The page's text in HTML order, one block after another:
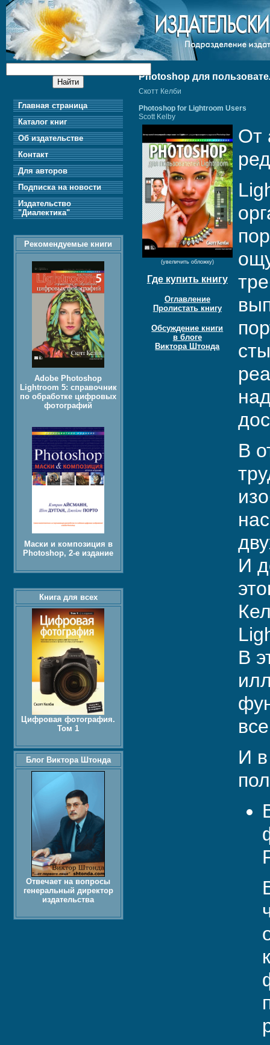
Photoshop для
Скотт Келби
Photoshop for Lightroom Users
Scott Kelby
(увеличить обложку)
Где купить книгу
Оглавление
Пролистать книгу
Обсуждение книги
в блоге
Виктора Штонда
От
В
И
В
И в
Главная страница
Каталог книг
Об издательстве
Контакт
Для авторов
Подписка на новости
Издательство
"Диалектика"
Рекомендуемые книги
Adobe Photoshop
Lightroom 5: справочник
по обработке цифровых
фотографий
Маски и композиция в
Photoshop, 2-е издание
Книга для всех
Цифровая фотография.
Том 1
Блог Виктора Штонда
Отвечает на вопросы
генеральный директор
издательства